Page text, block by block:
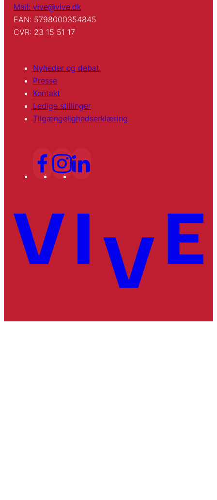
Mail: vive@vive.dk
EAN: 5798000354845
CVR: 23 15 51 17
Nyheder og debat
Presse
Kontakt
Ledige stillinger
Tilgængelighedserklæring